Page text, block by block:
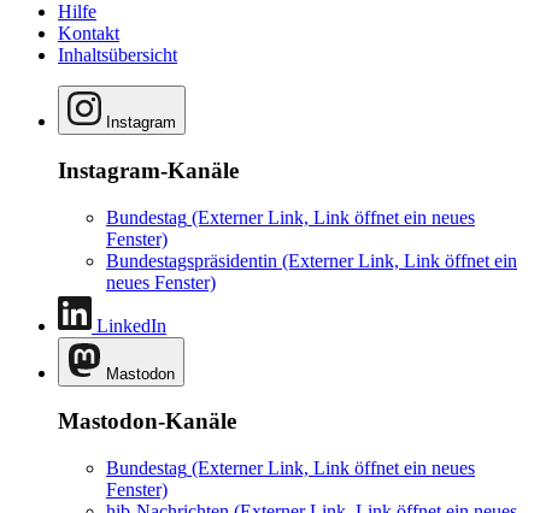
Hilfe
Kontakt
Inhaltsübersicht
Instagram
Instagram-Kanäle
Bundestag (Externer Link, Link öffnet ein neues
Fenster)
Bundestagspräsidentin (Externer Link, Link öffnet ein
neues Fenster)
LinkedIn
Mastodon
Mastodon-Kanäle
Bundestag (Externer Link, Link öffnet ein neues
Fenster)